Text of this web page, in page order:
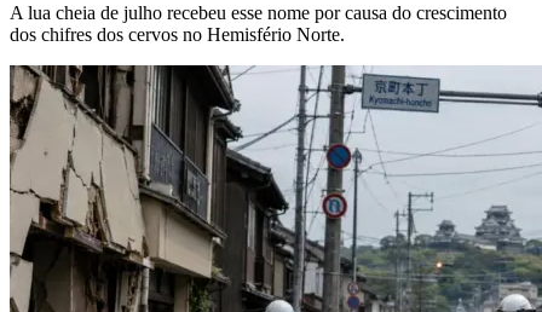
A lua cheia de julho recebeu esse nome por causa do crescimento
dos chifres dos cervos no Hemisfério Norte.